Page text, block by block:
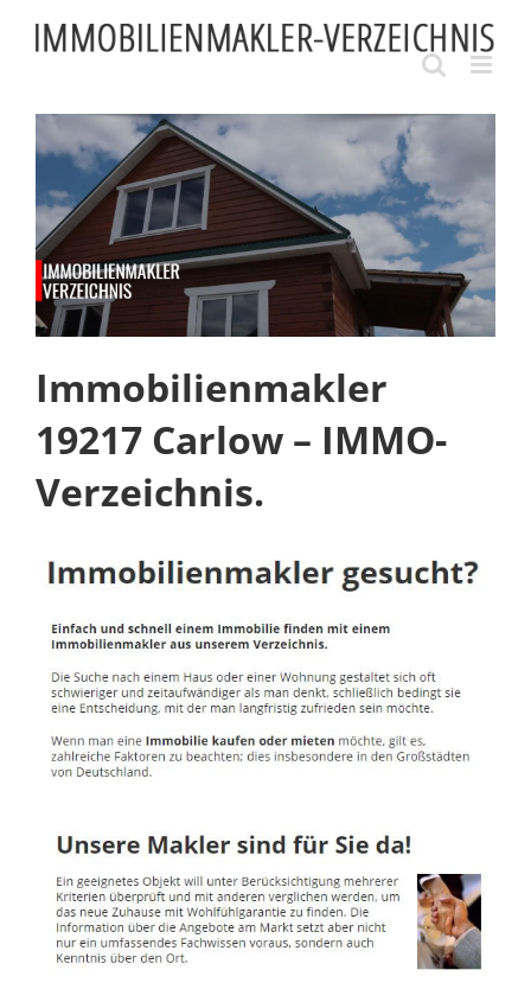
content
Immobilienmakler
19217 Carlow – IMMO-
Verzeichnis.